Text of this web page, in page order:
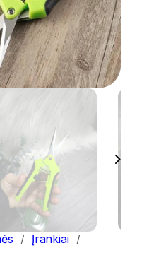
/ Įrankiai /